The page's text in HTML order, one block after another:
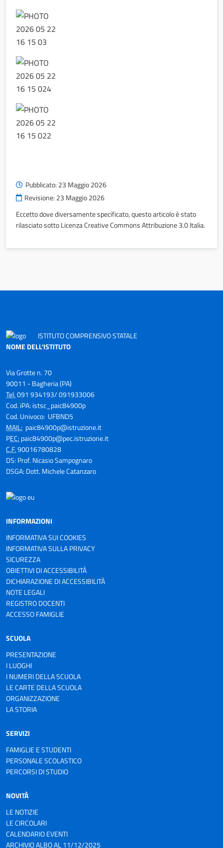
Pubblicato: 23 Maggio 2026
Revisione: 23 Maggio 2026
Eccetto dove diversamente specificato, questo articolo è stato
rilasciato sotto Licenza Creative Commons Attribuzione 3.0 Italia.
ISTITUTO COMPRENSIVO STATALE
NOME DELL'ISTITUTO
Via Grotte n. 70
90011 - Bagheria (PA)
Tel.091 934193/ 091933006
Cod. iPA: istsc_paic84900p
Cod. Univoco: UFBND5
MAIL: paic84900p@istruzione.it
PEC:paic84900p@pec.istruzione.it
C.F.90016780828
DS: Prof. Nicasio Sampognaro
DSGA: Dott. Michele Catanzaro
INFORMAZIONI
INFORMATIVA SUI COOKIES
INFORMATIVA SULLA PRIVACY
SICUREZZA
OBIETTIVI DI ACCESSIBILITÀ
DICHIARAZIONE DI ACCESSIBILITÀ
NOTE LEGALI
REGISTRO DOCENTI
ACCESSO FAMIGLIE
SCUOLA
PRESENTAZIONE
I LUOGHI
I NUMERI DELLA SCUOLA
LE CARTE DELLA SCUOLA
ORGANIZZAZIONE
LA STORIA
SERVIZI
FAMIGLIE E STUDENTI
PERSONALE SCOLASTICO
PERCORSI DI STUDIO
NOVITÀ
LE NOTIZIE
LE CIRCOLARI
CALENDARIO EVENTI
ARCHIVIO ALBO AL 11/12/2025